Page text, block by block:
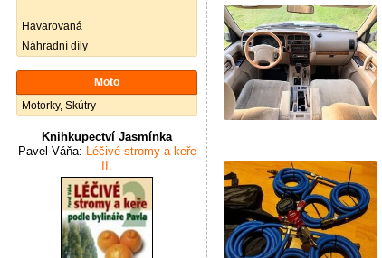
Havarovaná
Náhradní díly
Moto
Motorky, Skútry
Knihkupectví Jasmínka
Pavel Váňa: Léčivé stromy a keře
II.